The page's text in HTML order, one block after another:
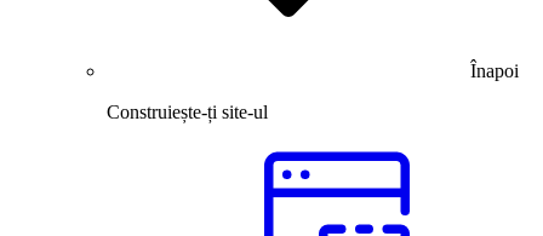
Înapoi
Construiește-ți site-ul